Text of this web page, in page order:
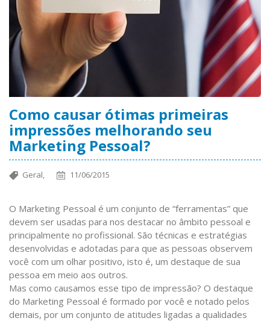
Como causar ótimas primeiras
impressões melhorando seu
Marketing Pessoal?
Geral, 11/06/2015
O Marketing Pessoal é um conjunto de “ferramentas” que
devem ser usadas para nos destacar no âmbito pessoal e
principalmente no profissional. São técnicas e estratégias
desenvolvidas e adotadas para que as pessoas observem
você com um olhar positivo, isto é, um destaque de sua
pessoa em meio aos outros.
Mas como causamos esse tipo de impressão? O destaque
do Marketing Pessoal é formado por você e notado pelos
demais, por um conjunto de atitudes ligadas a qualidades